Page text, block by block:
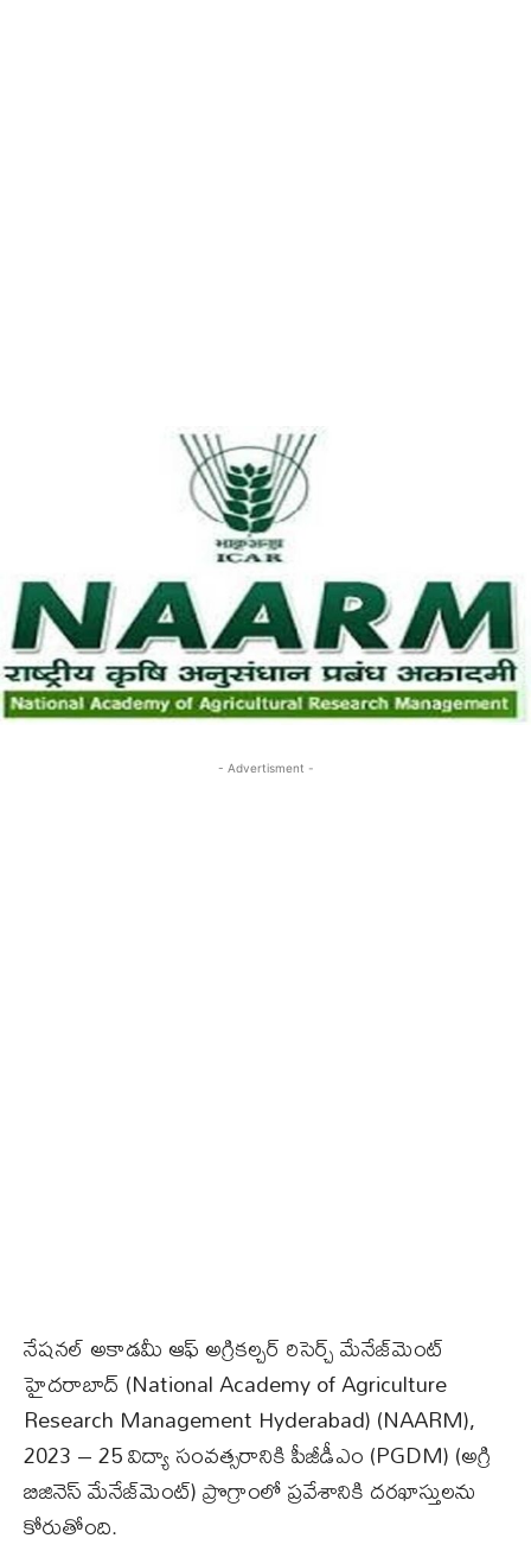
- Advertisment -
నేషనల్ అకాడమీ ఆఫ్ అగ్రికల్చర్ రిసెర్చ్ మేనేజ్‌మెంట్
హైదరాబాద్‌ (National Academy of Agriculture
Research Management Hyderabad) (NAARM),
2023 – 25 విద్యా సంవత్సరానికి పీజీడీఎం (PGDM) (అగ్రి
బిజినెస్ మేనేజ్‌మెంట్) ప్రొగ్రాంలో ప్రవేశానికి దరఖాస్తులను
కోరుతోంది.